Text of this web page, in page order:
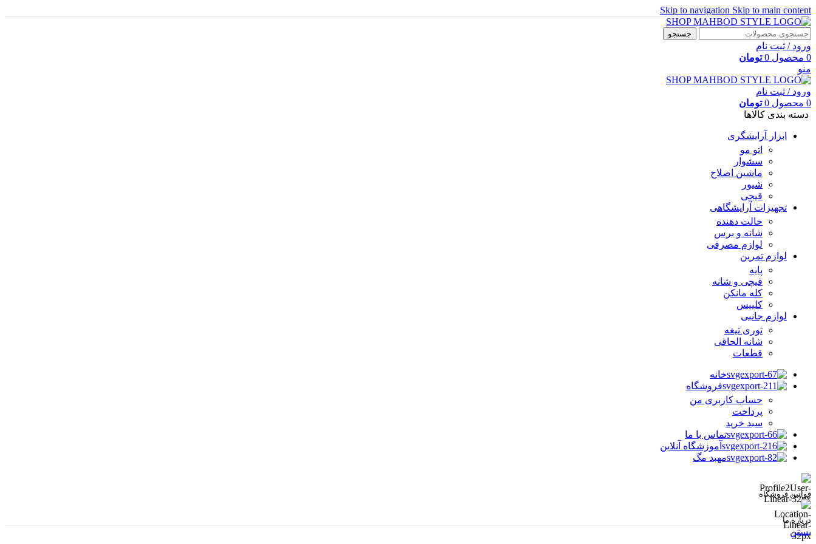
Skip to navigation Skip to main content
جستجو
ورود / ثبت نام
0 محصول 0 تومان
منو
ورود / ثبت نام
0 محصول 0 تومان
دسته بندی کالاها
ابزار آرایشگری
اتو مو
سشوار
ماشین اصلاح
شیور
قیچی
تجهیزات آرایشگاهی
حالت دهنده
شانه و برس
لوازم مصرفی
لوازم تمرین
پایه
قیچی و شانه
کله مانکن
کلیپس
لوازم جانبی
توری تیغه
شانه الحاقی
قطعات
خانه
فروشگاه
حساب کاربری من
پرداخت
سبد خرید
تماس با ما
آموزشگاه آنلاین
مهبد مگ
قوانین فروشگاه
درباره ما
بستن